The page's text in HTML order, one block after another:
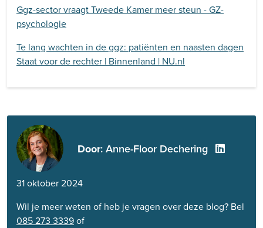
Ggz-sector vraagt Tweede Kamer meer steun - GZ-
psychologie
Te lang wachten in de ggz: patiënten en naasten dagen
Staat voor de rechter | Binnenland | NU.nl
Door: Anne-Floor Dechering
31 oktober 2024
Wil je meer weten of heb je vragen over deze blog? Bel
085 273 3339of